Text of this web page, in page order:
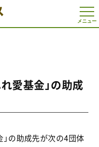
t
o
i
愛基金」の助成
の助成先が次の4団体